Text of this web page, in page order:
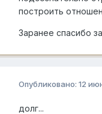
построить
Заранее спасибо
Опубликовано: 12
долг...